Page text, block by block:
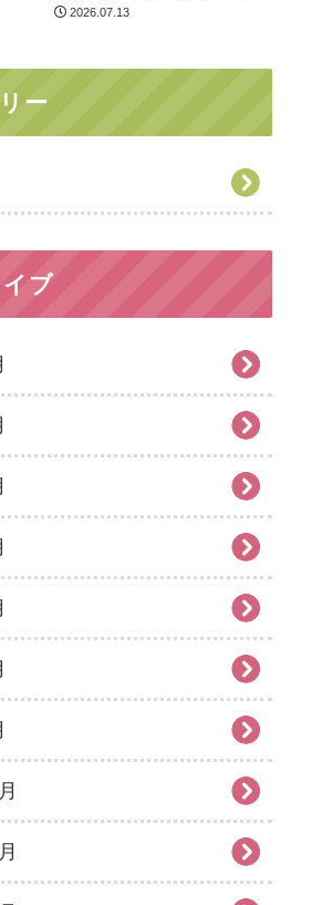
運動療育 柳沢運動プログ
2026.07.13
ー
ブ